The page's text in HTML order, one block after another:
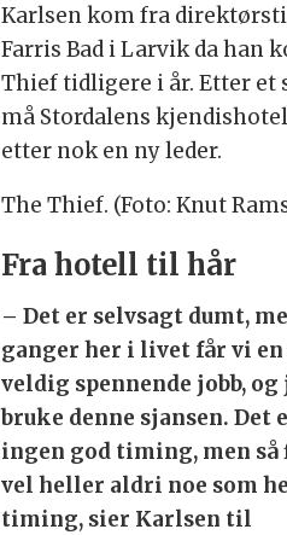
Karlsen kom fra
Farris Bad i Larvik da han
Thief tidligere i år. Etter et
må Stordalens
etter nok en ny leder.
The Thief. (Foto: Knut
Fra hotell til hår
– Det er selvsagt dumt,
ganger her i livet får vi
veldig spennende jobb,
bruke denne sjansen. Det
ingen god timing, men så
vel heller aldri noe som
timing, sier Karlsen til